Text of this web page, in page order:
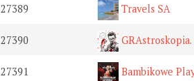
27389 Travels SA
27390
27391 Bambikowe